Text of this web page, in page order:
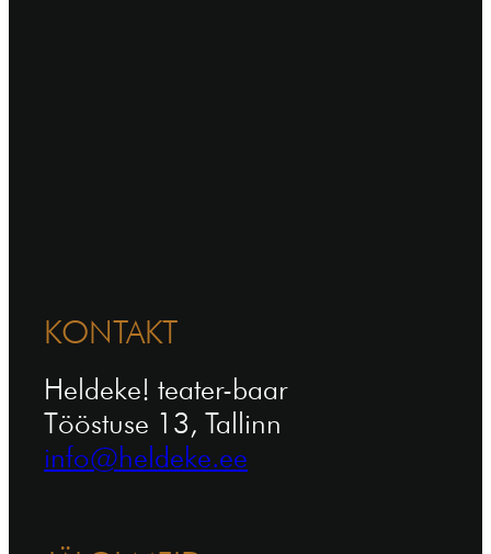
KONTAKT
Heldeke! teater-baar
Tööstuse 13, Tallinn
info@heldeke.ee